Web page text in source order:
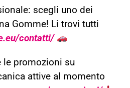
scegli uno dei
Gomme! Li trovi tutti
contatti/
le promozioni su
attive al momento